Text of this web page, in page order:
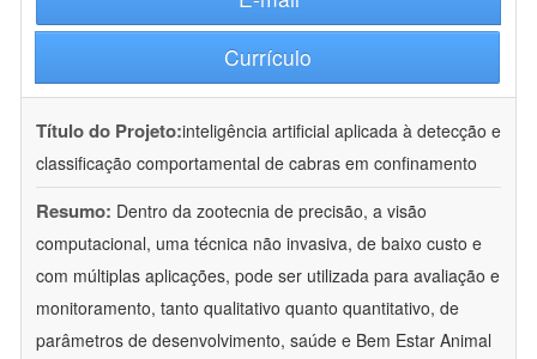
Currículo
Título do Projeto:inteligência artificial aplicada à detecção e
classificação comportamental de cabras em confinamento
Resumo: Dentro da zootecnia de precisão, a visão
computacional, uma técnica não invasiva, de baixo custo e
com múltiplas aplicações, pode ser utilizada para avaliação e
monitoramento, tanto qualitativo quanto quantitativo, de
parâmetros de desenvolvimento, saúde e Bem Estar Animal